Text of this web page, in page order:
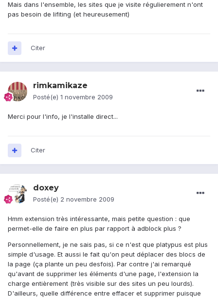
Mais dans l'ensemble, les sites que je visite régulierement n'ont
pas besoin de lifiting (et heureusement)
Citer
rimkamikaze
Posté(e) 1 novembre 2009
Merci pour l'info, je l'installe direct...
Citer
doxey
Posté(e) 2 novembre 2009
Hmm extension très intéressante, mais petite question : que
permet-elle de faire en plus par rapport à adblock plus ?
Personnellement, je ne sais pas, si ce n'est que platypus est plus
simple d'usage. Et aussi le fait qu'on peut déplacer des blocs de
la page (ça plante un peu desfois). Par contre j'ai remarqué
qu'avant de supprimer les éléments d'une page, l'extension la
charge entièrement (très visible sur des sites un peu lourds).
D'ailleurs, quelle différence entre effacer et supprimer puisque